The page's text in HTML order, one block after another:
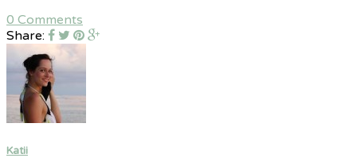
0 Comments
Share:
Katii